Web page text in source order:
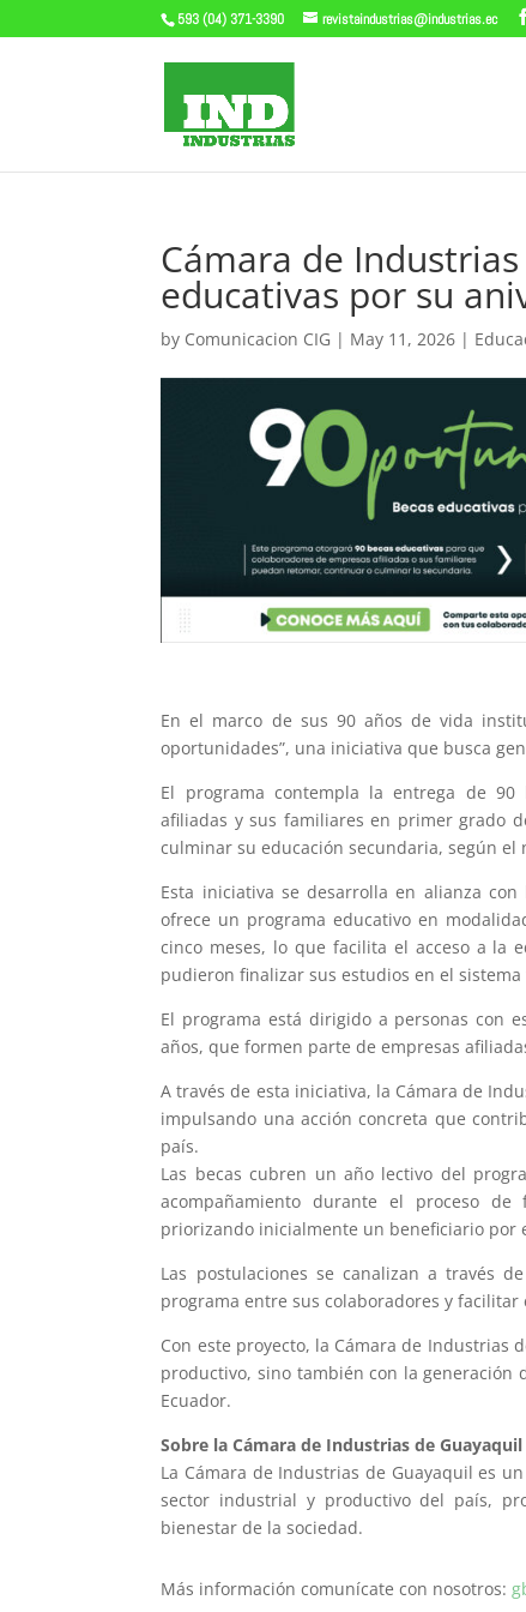
593 (04) 371-3390 revistaindustrias@industrias.ec
Cámara de
educativas por su
by Comunicacion CIG | May 11, 2026 |
En el marco de sus 90 años de vida
oportunidades”, una iniciativa que busca
El programa contempla la entrega de 90
afiliadas y sus familiares en primer grado
culminar su educación secundaria, según
Esta iniciativa se desarrolla en alianza
ofrece un programa educativo en
cinco meses, lo que facilita el acceso a la
pudieron finalizar sus estudios en el
El programa está dirigido a personas con
años, que formen parte de empresas
A través de esta iniciativa, la Cámara de
impulsando una acción concreta que
país.
Las becas cubren un año lectivo del
acompañamiento durante el proceso
priorizando inicialmente un beneficiario por
Las postulaciones se canalizan a través
programa entre sus colaboradores y facilitar
Con este proyecto, la Cámara de Industrias
productivo, sino también con la generación
Ecuador.
Sobre la Cámara de Industrias de Guayaquil
La Cámara de Industrias de Guayaquil es
sector industrial y productivo del país,
bienestar de la sociedad.
Más información comunícate con nosotros: